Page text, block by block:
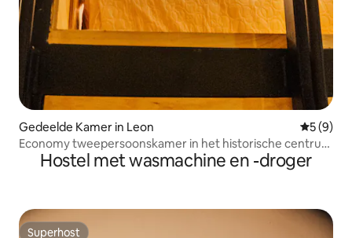
Gedeelde Kamer in Leon
5 (9)
Economy tweepersoonskamer in het historische centrum
van León
Hostel met wasmachine en -droger
Superhost